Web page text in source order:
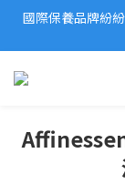
2026美妝小樣、
國際保養品牌紛
2026美妝小樣、